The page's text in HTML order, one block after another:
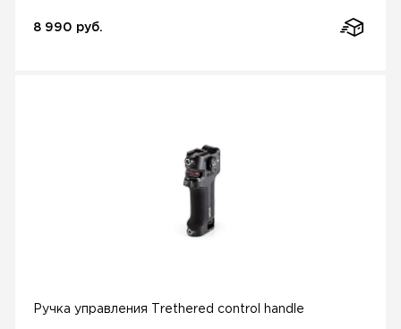
8 990 руб.
Ручка управления Trethered control handle